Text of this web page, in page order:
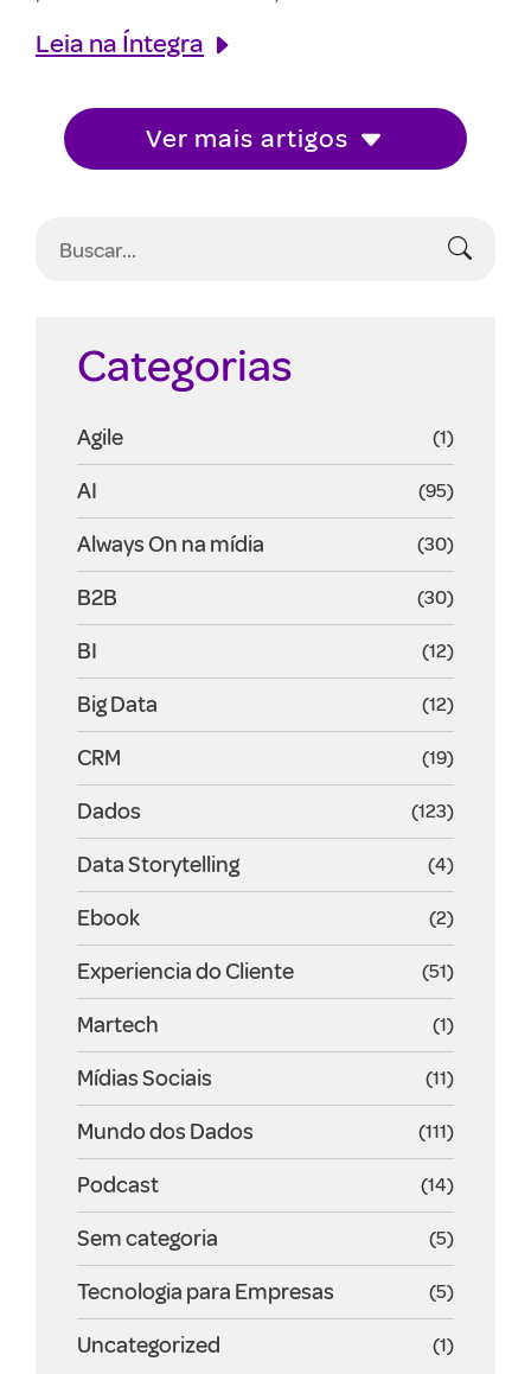
Leia na Íntegra
Ver mais artigos
Categorias
Agile (1)
AI (95)
Always On na mídia (30)
B2B (30)
BI (12)
Big Data (12)
CRM (19)
Dados (123)
Data Storytelling (4)
Ebook (2)
Experiencia do Cliente (51)
Martech (1)
Mídias Sociais (11)
Mundo dos Dados (111)
Podcast (14)
Sem categoria (5)
Tecnologia para Empresas (5)
Uncategorized (1)